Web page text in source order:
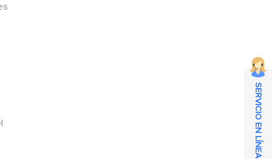
SERVICIO EN LÍNEA